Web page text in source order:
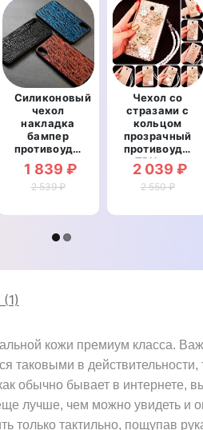
Силиконовый
чехол
накладка
бампер
противоударный
со
вставкой из
натуральной
Xiaomi 11i
РЕПТИЛИЯ"
1 839 ₽
2 539 ₽
Чехол со
стразами с
кольцом
прозрачный
TPU для
Xiaomi 11i
"ROYALER"
2 039 ₽
2 550 ₽
кожи премиум класса.
таковыми в
обычно бывает в интернете,
лучше, чем можно увидеть и
тактильно, пощупав